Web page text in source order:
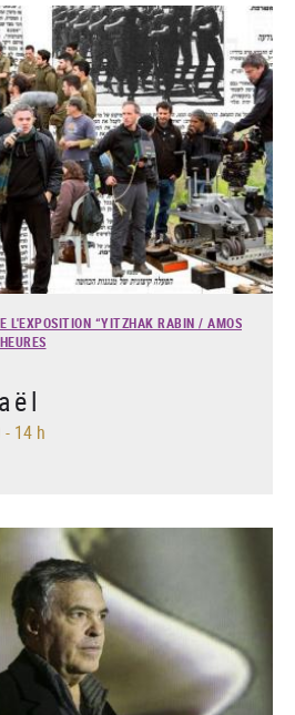
L'EXPOSITION “YITZHAK RABIN / AMOS
- 14 h